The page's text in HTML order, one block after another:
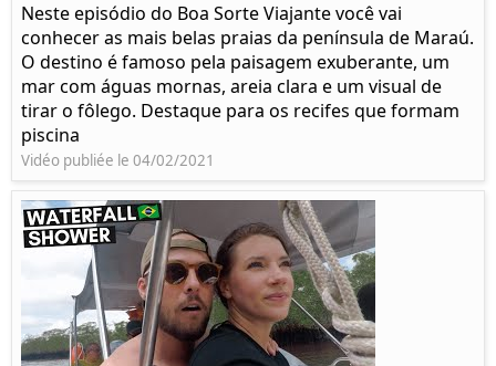
Neste episódio do Boa Sorte Viajante você vai
conhecer as mais belas praias da península de Maraú.
O destino é famoso pela paisagem exuberante, um
mar com águas mornas, areia clara e um visual de
tirar o fôlego. Destaque para os recifes que formam
piscina
Vidéo publiée le 04/02/2021